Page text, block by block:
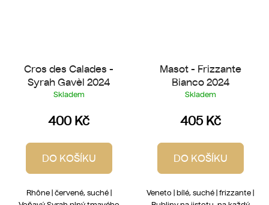
Cros des Calades -
Syrah Gavèl 2024
Skladem
400 Kč
DO KOŠÍKU
Rhône | červené, suché |
Masot - Frizzante
Bianco 2024
Skladem
405 Kč
DO KOŠÍKU
Veneto | bílé, suché | frizzante |